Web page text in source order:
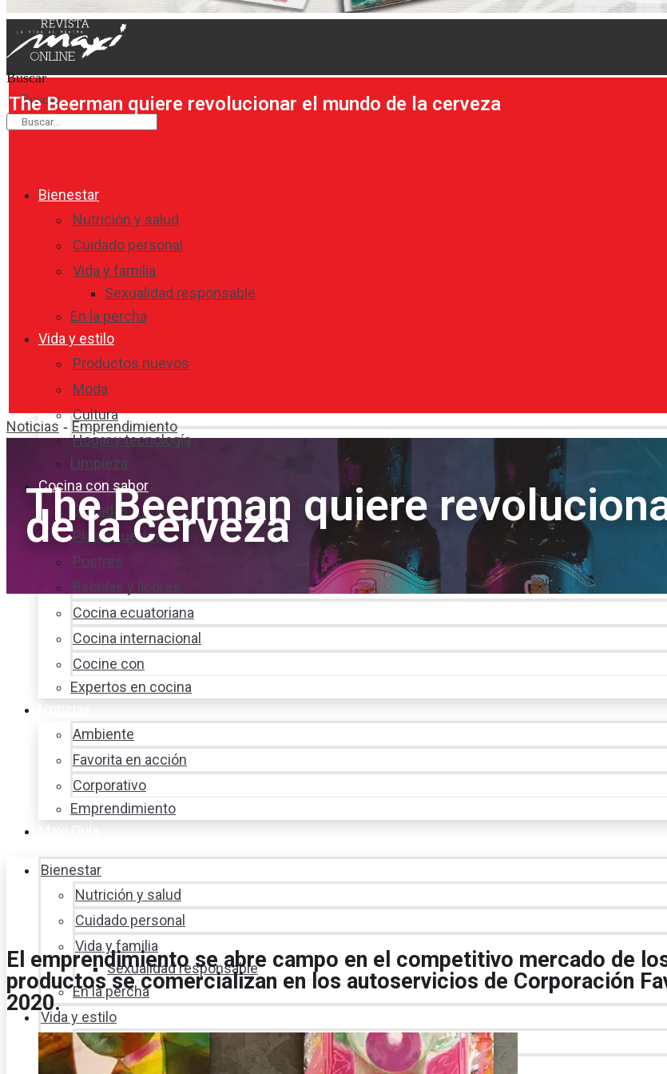
Buscar
Buscar
Bienestar
Nutrición y salud
Cuidado personal
Vida y familia
Sexualidad responsable
En la percha
Vida y estilo
Productos nuevos
Moda
Cultura
Hogar y tecnología
Limpieza
Cocina con sabor
Entradas y sopas
Platos fuertes
Postres
Bebidas y licores
Cocina ecuatoriana
Cocina internacional
Cocine con
Expertos en cocina
Ambiente
Favorita en acción
Corporativo
Emprendimiento
Bienestar
Nutrición y salud
Cuidado personal
Vida y familia
Sexualidad responsable
En la percha
Vida y estilo
Productos nuevos
Moda
The Beerman quiere revolucionar el mundo de la cerveza
Noticias - Emprendimiento
The Beerman quiere
de la cerveza
El emprendimiento se abre campo en el competitivo mercado de
productos se comercializan en los autoservicios de Corporación
2020.